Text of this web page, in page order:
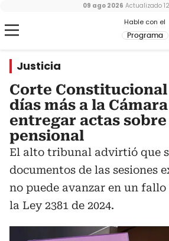
Hable con el
Programa
09 ago 2026 Actualizado
Justicia
Corte
días más a la
entregar actas
pensional
El alto tribunal advirtió que
documentos de las sesiones
no puede avanzar en un
la Ley 2381 de 2024.